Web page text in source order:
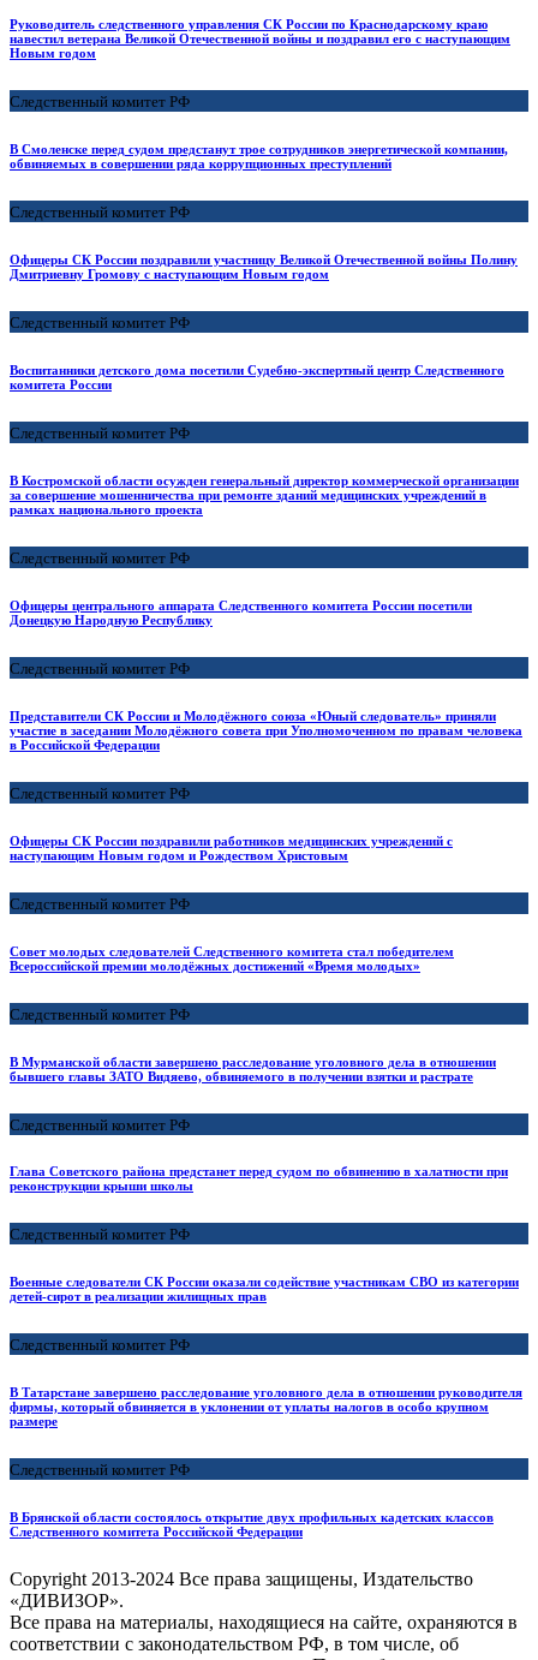
Руководитель следственного управления СК России по Краснодарскому краю
навестил ветерана Великой Отечественной войны и поздравил его с наступающим
Новым годом
Следственный комитет РФ
В Смоленске перед судом предстанут трое сотрудников энергетической компании,
обвиняемых в совершении ряда коррупционных преступлений
Следственный комитет РФ
Офицеры СК России поздравили участницу Великой Отечественной войны Полину
Дмитриевну Громову с наступающим Новым годом
Следственный комитет РФ
Воспитанники детского дома посетили Судебно-экспертный центр Следственного
комитета России
Следственный комитет РФ
В Костромской области осужден генеральный директор коммерческой организации
за совершение мошенничества при ремонте зданий медицинских учреждений в
рамках национального проекта
Следственный комитет РФ
Офицеры центрального аппарата Следственного комитета России посетили
Донецкую Народную Республику
Следственный комитет РФ
Представители СК России и Молодёжного союза «Юный следователь» приняли
участие в заседании Молодёжного совета при Уполномоченном по правам человека
в Российской Федерации
Следственный комитет РФ
Офицеры СК России поздравили работников медицинских учреждений с
наступающим Новым годом и Рождеством Христовым
Следственный комитет РФ
Совет молодых следователей Следственного комитета стал победителем
Всероссийской премии молодёжных достижений «Время молодых»
Следственный комитет РФ
В Мурманской области завершено расследование уголовного дела в отношении
бывшего главы ЗАТО Видяево, обвиняемого в получении взятки и растрате
Следственный комитет РФ
Глава Советского района предстанет перед судом по обвинению в халатности при
реконструкции крыши школы
Следственный комитет РФ
Военные следователи СК России оказали содействие участникам СВО из категории
детей-сирот в реализации жилищных прав
Следственный комитет РФ
В Татарстане завершено расследование уголовного дела в отношении руководителя
фирмы, который обвиняется в уклонении от уплаты налогов в особо крупном
размере
Следственный комитет РФ
В Брянской области состоялось открытие двух профильных кадетских классов
Следственного комитета Российской Федерации
Copyright 2013-2024 Все права защищены, Издательство
«ДИВИЗОР».
Все права на материалы, находящиеся на сайте, охраняются в
соответствии с законодательством РФ, в том числе, об